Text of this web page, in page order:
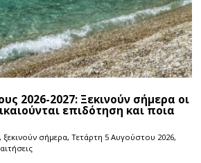
2026-2027: Ξεκινούν σήμερα οι
επιδότηση και ποια
σήμερα, Τετάρτη 5 Αυγούστου 2026,